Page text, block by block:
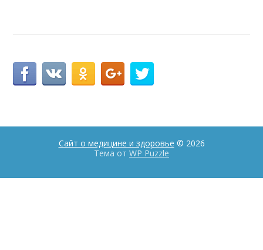
Сайт о медицине и здоровье © 2026
Тема от WP Puzzle